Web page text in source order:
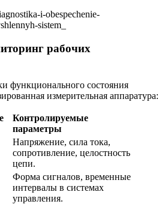
рабочих
функционального состояния
измерительная аппаратура:
Контролируемые
параметры
Напряжение, сила тока,
сопротивление, целостность
цепи.
Форма сигналов, временные
интервалы в системах
управления.